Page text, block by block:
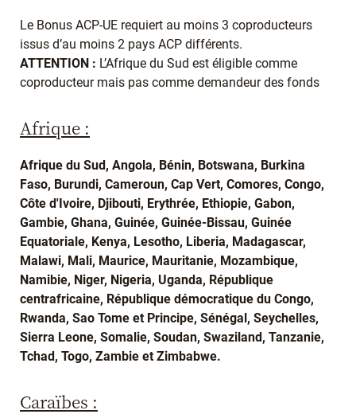
Le Bonus ACP-UE requiert au moins 3 coproducteurs
issus d’au moins 2 pays ACP différents.
ATTENTION : L’Afrique du Sud est éligible comme
coproducteur mais pas comme demandeur des fonds
Afrique :
Afrique du Sud, Angola, Bénin, Botswana, Burkina
Faso, Burundi, Cameroun, Cap Vert, Comores, Congo,
Côte d'Ivoire, Djibouti, Erythrée, Ethiopie, Gabon,
Gambie, Ghana, Guinée, Guinée-Bissau, Guinée
Equatoriale, Kenya, Lesotho, Liberia, Madagascar,
Malawi, Mali, Maurice, Mauritanie, Mozambique,
Namibie, Niger, Nigeria, Uganda, République
centrafricaine, République démocratique du Congo,
Rwanda, Sao Tome et Principe, Sénégal, Seychelles,
Sierra Leone, Somalie, Soudan, Swaziland, Tanzanie,
Tchad, Togo, Zambie et Zimbabwe.
Caraïbes :